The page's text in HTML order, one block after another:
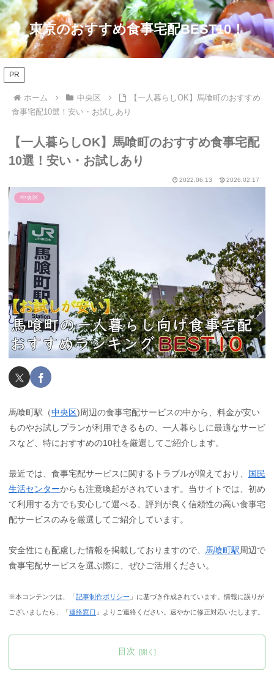
東京のおすすめ食事宅配BEST10！
PR
ホーム 中央区
【一人暮らしOK】馬喰町のおすすめ
食事宅配10選！安い・お試しあり
【一人暮らしOK】馬喰町のおすすめ食事宅配
10選！安い・お試しあり
2022.06.13 2026.02.17
中央区
馬喰町駅（中央区)周辺の食事宅配サービスの中から、料金が安い
ものやお試しプランが利用できるもの、一人暮らしに最適なサービ
スなど、特におすすめの10社を厳選してご紹介します。
最近では、食事宅配サービスに関するトラブルが増えており、
国民
生活センターからも注意喚起がされています。当サイトでは、初め
て利用する方でも安心して選べる、評判が良く信頼性の高い食事宅
配サービスのみを厳選してご紹介しています。
安全性にも配慮した情報を掲載しておりますので、 馬喰町駅 周辺で
食事宅配サービスを選ぶ際に、ぜひご活用ください。
※本コンテンツは、「記事制作ポリシー 」に基づき作成されています。情報に誤りが
ございましたら、「連絡窓口 」よりご連絡ください。速やかに修正対応いたします。
目次